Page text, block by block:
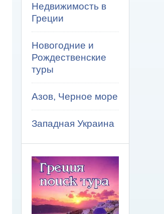
Недвижимость в
Греции
Новогодние и
Рождественские
туры
Азов, Черное море
Западная Украина